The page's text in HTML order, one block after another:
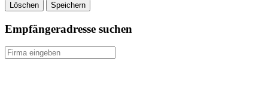
Löschen Speichern
Empfängeradresse suchen